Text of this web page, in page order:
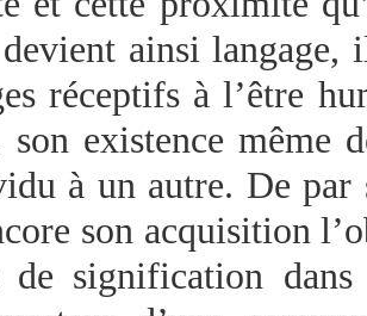
ainsi langage,
réceptifs à l’être
son existence même
à un autre. De
son acquisition
de signification